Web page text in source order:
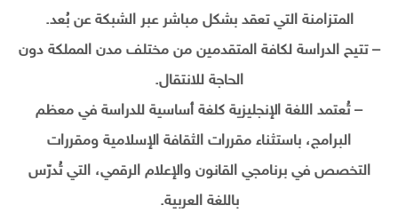
المتزامنة التي تعقد بشكل مباشر عبر الشبكة عن بُعد.
– تتيح الدراسة لكافة المتقدمين من مختلف مدن المملكة دون
الحاجة للانتقال.
– تُعتمد اللغة الإنجليزية كلغة أساسية للدراسة في معظم
البرامج، باستثناء مقررات الثقافة الإسلامية ومقررات
التخصص في برنامجي القانون والإعلام الرقمي، التي تُدرّس
باللغة العربية.